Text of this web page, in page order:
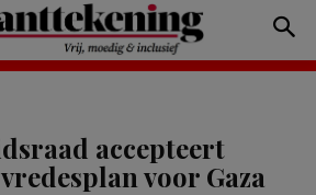
accepteert
voor Gaza